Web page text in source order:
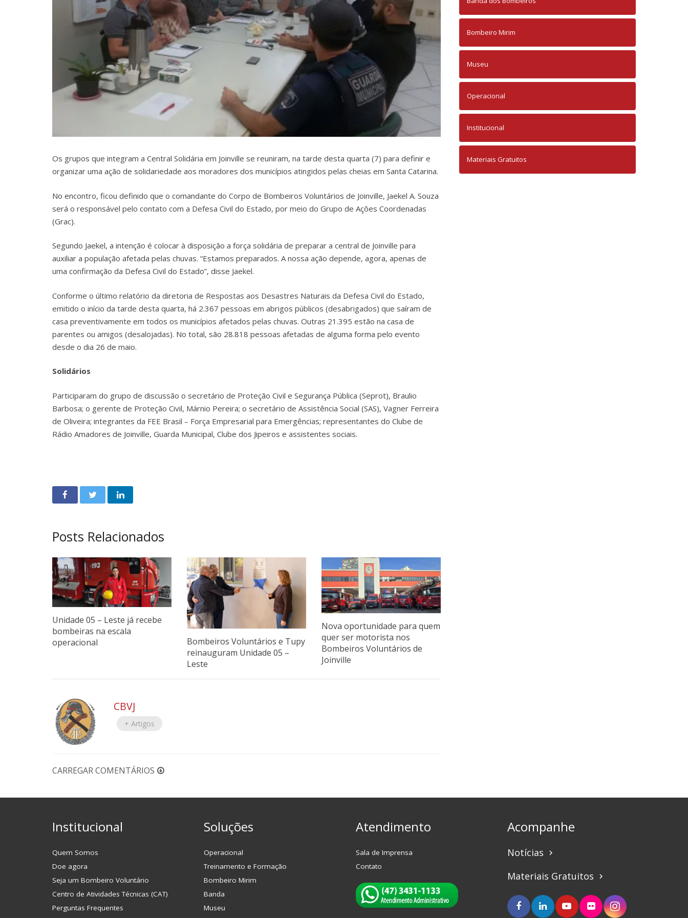
Os grupos que integram a Central Solidária em Joinville se reuniram, na tarde desta quarta (7) para definir e
organizar uma ação de solidariedade aos moradores dos municípios atingidos pelas cheias em Santa Catarina.
No encontro, ficou definido que o comandante do Corpo de Bombeiros Voluntários de Joinville, Jaekel A. Souza
será o responsável pelo contato com a Defesa Civil do Estado, por meio do Grupo de Ações Coordenadas
(Grac).
Segundo Jaekel, a intenção é colocar à disposição a força solidária de preparar a central de Joinville para
auxiliar a população afetada pelas chuvas. “Estamos preparados. A nossa ação depende, agora, apenas de
uma confirmação da Defesa Civil do Estado”, disse Jaekel.
Conforme o último relatório da diretoria de Respostas aos Desastres Naturais da Defesa Civil do Estado,
emitido o início da tarde desta quarta, há 2.367 pessoas em abrigos públicos (desabrigados) que saíram de
casa preventivamente em todos os municípios afetados pelas chuvas. Outras 21.395 estão na casa de
parentes ou amigos (desalojadas). No total, são 28.818 pessoas afetadas de alguma forma pelo evento
desde o dia 26 de maio.
Solidários
Participaram do grupo de discussão o secretário de Proteção Civil e Segurança Pública (Seprot), Braulio
Barbosa; o gerente de Proteção Civil, Márnio Pereira; o secretário de Assistência Social (SAS), Vagner Ferreira
de Oliveira; integrantes da FEE Brasil – Força Empresarial para Emergências; representantes do Clube de
Rádio Amadores de Joinville, Guarda Municipal, Clube dos Jipeiros e assistentes sociais.
Posts Relacionados
Unidade 05 – Leste já recebe
bombeiras na escala
operacional
Bombeiros Voluntários e Tupy
reinauguram Unidade 05 –
Leste
Nova oportunidade para quem
quer ser motorista nos
Bombeiros Voluntários de
Joinville
CBVJ
+ Artigos
CARREGAR COMENTÁRIOS
Bombeiro Mirim
Museu
Operacional
Institucional
Materiais Gratuitos
Institucional
Quem Somos
Doe agora
Seja um Bombeiro Voluntário
Centro de Atividades Técnicas (CAT)
Perguntas Frequentes
Soluções
Operacional
Treinamento e Formação
Bombeiro Mirim
Banda
Museu
Atendimento
Sala de Imprensa
Contato
Acompanhe
Notícias keyboard_arrow_right
Materiais Gratuitos keyboard_arrow_right